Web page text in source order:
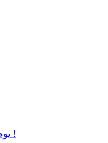
يوم المؤمن وليلته 1 - النقلة إلى زمن العبادة !